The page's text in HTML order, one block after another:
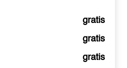
gratis
gratis
gratis